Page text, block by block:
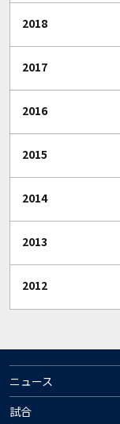
2018
2017
2016
2015
2014
2013
2012
ニュース
試合